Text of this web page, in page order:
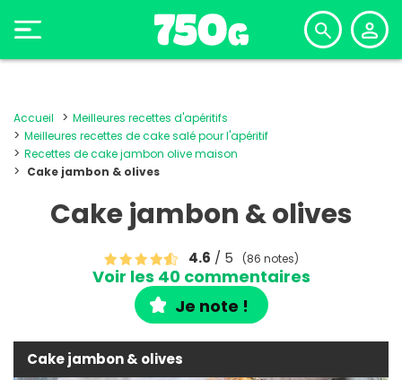
Accueil
Meilleures recettes d'apéritifs
Meilleures recettes de cake salé pour l'apéritif
Recettes de cake jambon olive maison
Cake jambon & olives
Cake jambon & olives
4.6 / 5 (86 notes)
Voir les 40 commentaires
Je note !
Cake jambon & olives